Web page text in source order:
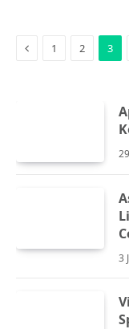
Previous
1 2 3
3